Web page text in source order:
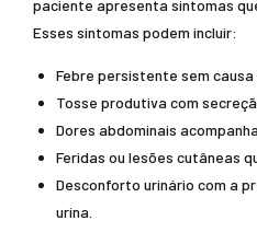
paciente apresenta sintomas
Esses sintomas podem incluir:
Febre persistente sem
Tosse produtiva com
Dores abdominais
Feridas ou lesões cutâneas
Desconforto urinário com a
urina.